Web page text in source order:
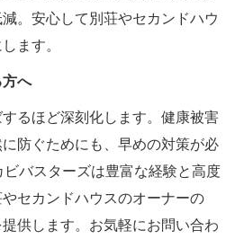
。安心して別荘やセカンドハウ
ます。
方へ
るほど深刻化します。健康被害
防ぐためにも、早めの対策が必
バスターズは豊富な経験と高度
セカンドハウスのオーナーの
供します。お気軽にお問い合わ